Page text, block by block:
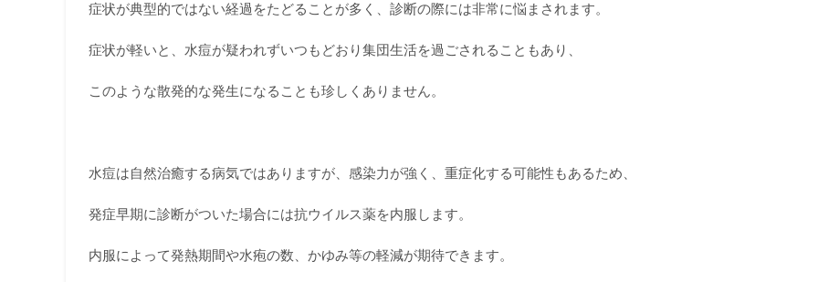
症状が典型的ではない経過をたどることが多く、診断の際には非常に悩まされます。
症状が軽いと、水痘が疑われずいつもどおり集団生活を過ごされることもあり、
このような散発的な発生になることも珍しくありません。
水痘は自然治癒する病気ではありますが、感染力が強く、重症化する可能性もあるため、
発症早期に診断がついた場合には抗ウイルス薬を内服します。
内服によって発熱期間や水疱の数、かゆみ等の軽減が期待できます。